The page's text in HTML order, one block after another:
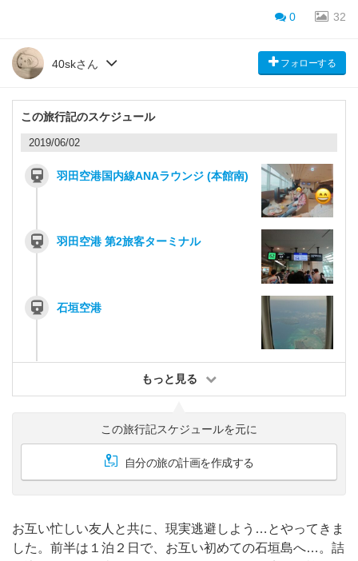
0 32
40skさん フォローする
この旅行記のスケジュール
2019/06/02
羽田空港国内線ANAラウンジ (本館南)
羽田空港 第2旅客ターミナル
石垣空港
もっと見る
この旅行記スケジュールを元に
自分の旅の計画を作成する
お互い忙しい友人と共に、現実逃避しよう…とやってきま
した。前半は１泊２日で、お互い初めての石垣島へ…。詰